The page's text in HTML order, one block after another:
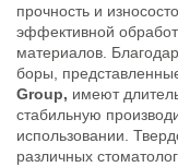
прочность и
эффективной
материалов.
боры,
Group, имеют
стабильную
использовании.
различных